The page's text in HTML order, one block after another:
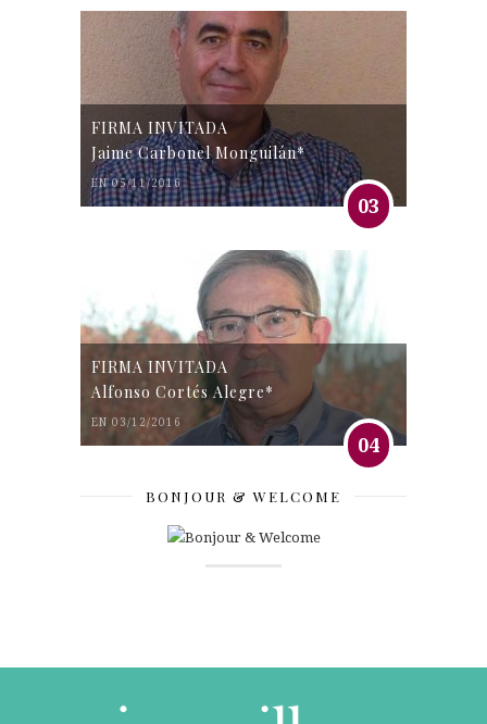
FIRMA INVITADA
Jaime Carbonel Monguilán*
EN 05/11/2016
03
FIRMA INVITADA
Alfonso Cortés Alegre*
EN 03/12/2016
04
BONJOUR & WELCOME